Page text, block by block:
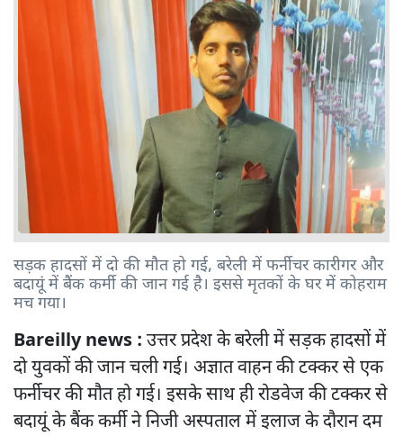
सड़क हादसों में दो की मौत हो गई, बरेली में फर्नीचर कारीगर और
बदायूं में बैंक कर्मी की जान गई है। इससे मृतकों के घर में कोहराम
मच गया।
Bareilly news : उत्तर प्रदेश के बरेली में सड़क हादसों में
दो युवकों की जान चली गई। अज्ञात वाहन की टक्कर से एक
फर्नीचर की मौत हो गई। इसके साथ ही रोडवेज की टक्कर से
बदायूं के बैंक कर्मी ने निजी अस्पताल में इलाज के दौरान दम